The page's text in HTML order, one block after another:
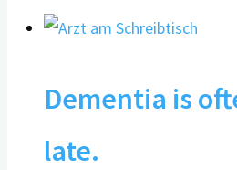
Dementia is
late.